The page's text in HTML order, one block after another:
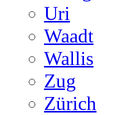
Uri
Waadt
Wallis
Zug
Zürich